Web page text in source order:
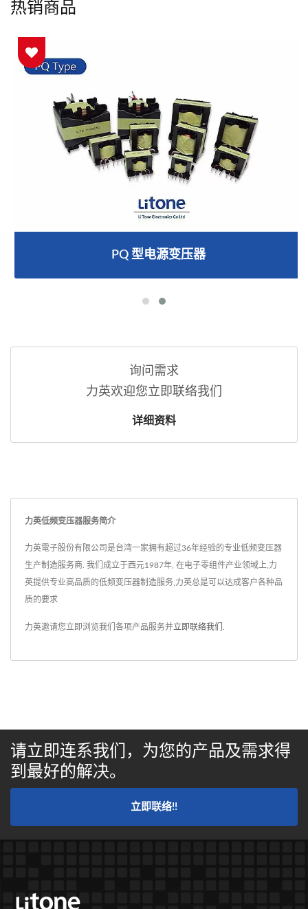
热销商品
PQ 型电源变压器
询问需求
力英欢迎您立即联络我们
详细资料
力英低频变压器服务简介
力英電子股份有限公司是台湾一家拥有超过36年经验的专业低频变压器
生产制造服务商. 我们成立于西元1987年, 在电子零组件产业领域上,力
英提供专业高品质的低频变压器制造服务,力英总是可以达成客户各种品
质的要求
力英邀请您立即浏览我们各项产品服务并立即联络我们
请立即连系我们，为您的产品及需求得
到最好的解决。
立即联络!!